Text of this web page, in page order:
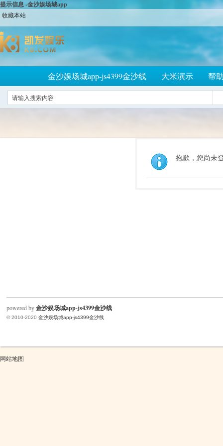
提示信息 -金沙娱场城app
收藏本站
金沙娱场城app-js4399金沙线 大米演示 帮
抱歉，您尚未
powered by金沙娱场城app-js4399金沙线
© 2010-2020 金沙娱场城app-js4399金沙线
网站地图